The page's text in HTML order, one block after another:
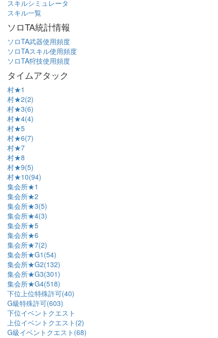
スキルシミュレータ
スキル一覧
ソロTA統計情報
ソロTA武器使用頻度
ソロTAスキル使用頻度
ソロTA狩技使用頻度
タイムアタック
村★1
村★2(2)
村★3(6)
村★4(4)
村★5
村★6(7)
村★7
村★8
村★9(5)
村★10(94)
集会所★1
集会所★2
集会所★3(5)
集会所★4(3)
集会所★5
集会所★6
集会所★7(2)
集会所★G1(54)
集会所★G2(132)
集会所★G3(301)
集会所★G4(518)
下位上位特殊許可(40)
G級特殊許可(603)
下位イベントクエスト
上位イベントクエスト(2)
G級イベントクエスト(68)